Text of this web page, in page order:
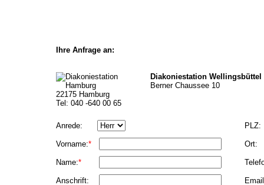
Ihre Anfrage an:
Diakoniestation
Berner Chaussee 10
22175 Hamburg
Tel: 040 -640 00 65
Anrede: PLZ:
Vorname:* Ort:
Name:*
Anschrift: